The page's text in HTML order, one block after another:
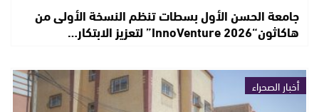
جامعة الحسن الأول بسطات تنظم النسخة الأولى من
هاكاثون“InnoVenture 2026” لتعزيز الابتكار…
أخبار الصحراء